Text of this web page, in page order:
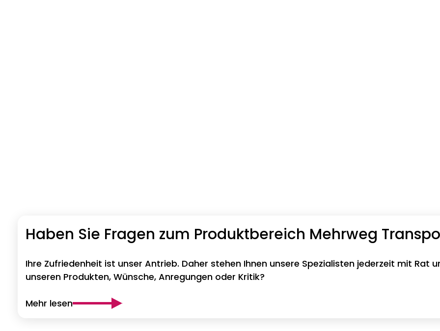
Haben Sie Fragen zum Produktbereich Mehrweg
Ihre Zufriedenheit ist unser Antrieb. Daher stehen Ihnen unsere Spezialisten jederzeit mit Rat
unseren Produkten, Wünsche, Anregungen oder Kritik?
Mehr lesen